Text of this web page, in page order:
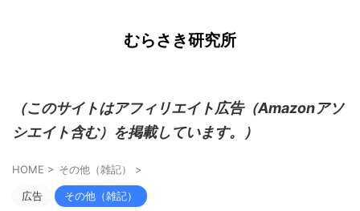
むらさき研究所
（このサイトはアフィリエイト広告（Amazonアソ
シエイト含む）を掲載しています。）
HOME > その他（雑記） >
広告 その他（雑記）